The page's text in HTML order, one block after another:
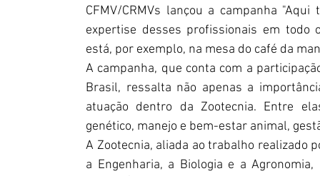
CFMV/CRMVs lançou a campanha
expertise desses profissionais em todo
está, por exemplo, na mesa do café da
A campanha, que conta com a
Brasil, ressalta não apenas a
atuação dentro da Zootecnia. Entre
genético, manejo e bem-estar animal,
A Zootecnia, aliada ao trabalho realizado
a Engenharia, a Biologia e a